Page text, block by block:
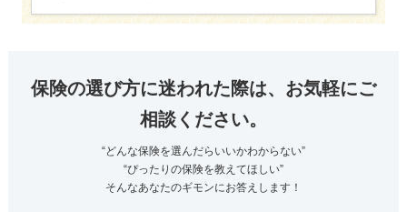
保険の選び方に迷われた際は、お気軽にご
相談ください。
“どんな保険を選んだらいいかわからない”
“ぴったりの保険を教えてほしい”
そんなあなたのギモンにお答えします！